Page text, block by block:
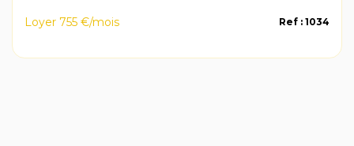
Loyer 755 €/mois Ref : 1034